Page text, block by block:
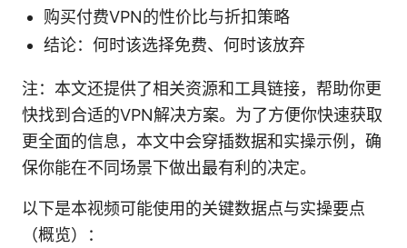
购买付费VPN的性价比与折扣策略
结论：何时该选择免费、何时该放弃
注：本文还提供了相关资源和工具链接，帮助你更
快找到合适的VPN解决方案。为了方便你快速获取
更全面的信息，本文中会穿插数据和实操示例，确
保你能在不同场景下做出最有利的决定。
以下是本视频可能使用的关键数据点与实操要点
（概览）：